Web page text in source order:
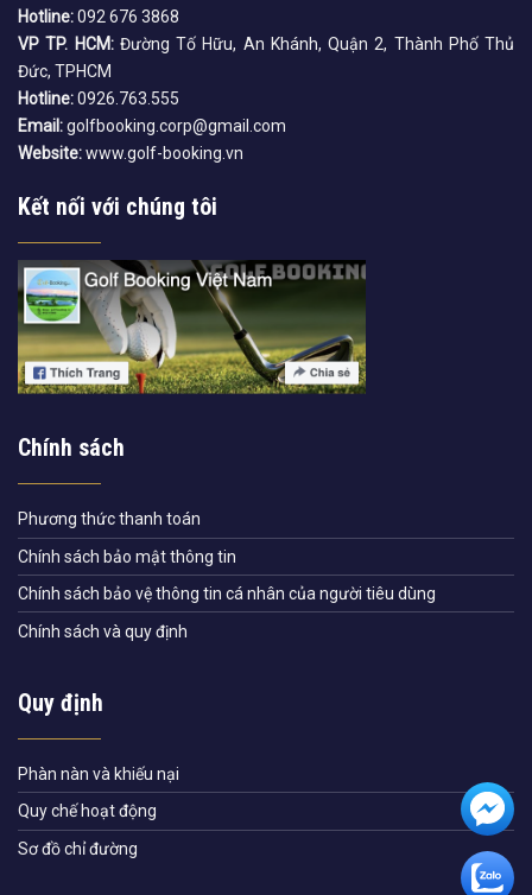
Hotline:092 676 3868
VP TP. HCM:Đường Tố Hữu, An Khánh, Quận 2, Thành Phố Thủ
Đức, TPHCM
Hotline:0926.763.555
Email:golfbooking.corp@gmail.com
Website:www.golf-booking.vn
Kết nối với chúng tôi
Chính sách
Phương thức thanh toán
Chính sách bảo mật thông tin
Chính sách bảo vệ thông tin cá nhân của người tiêu dùng
Chính sách và quy định
Quy định
Phàn nàn và khiếu nại
Quy chế hoạt động
Sơ đồ chỉ đường